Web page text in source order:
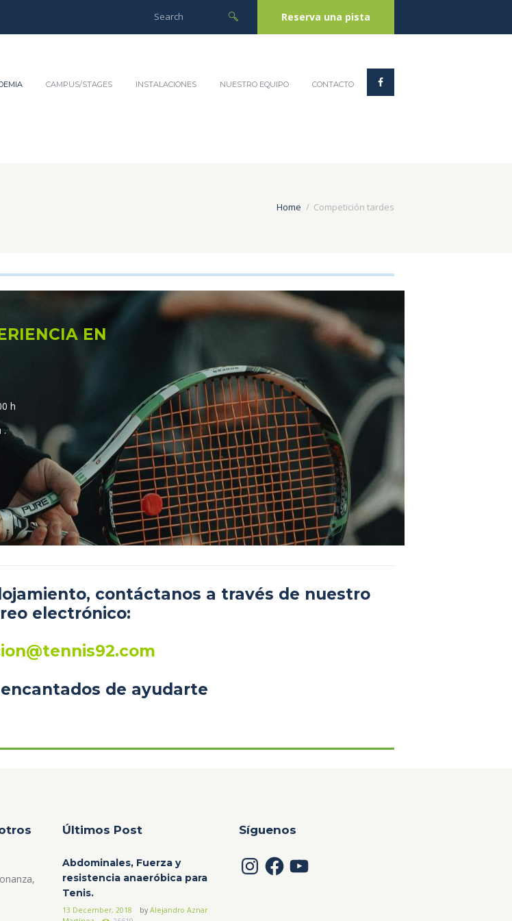
Reserva una pista
CAMPUS/STAGES INSTALACIONES NUESTRO EQUIPO CONTACTO
Home Competición tardes
EN
h
.
contáctanos a través de nuestro
electrónico:
@tennis92.com
encantados de ayudarte
Últimos Post
Abdominales, Fuerza y
resistencia anaeróbica para
Tenis.
13 December, 2018 by Alejandro Aznar
Síguenos
InstagramFacebookYouTube